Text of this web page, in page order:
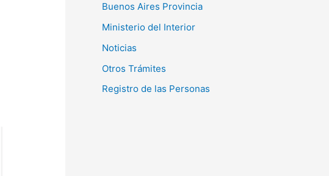
Buenos Aires Provincia
Ministerio del Interior
Noticias
Otros Trámites
Registro de las Personas